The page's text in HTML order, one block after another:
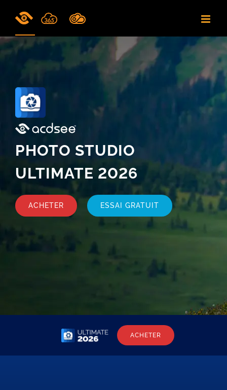
PHOTO STUDIO
ULTIMATE 2026
ACHETER ESSAI GRATUIT
ACHETER